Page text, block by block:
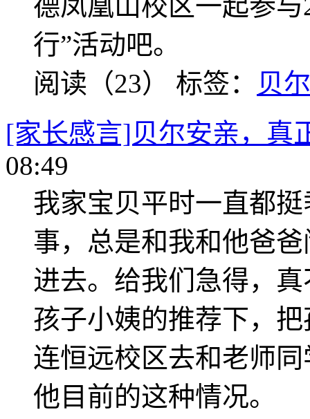
行”活动吧。
阅读（23） 标签：
贝
[家长感言]贝尔安亲，真
08:49
我家宝贝平时一直都
事，总是和我和他爸
进去。给我们急得，
孩子小姨的推荐下，
连恒远校区去和老师
他目前的这种情况。